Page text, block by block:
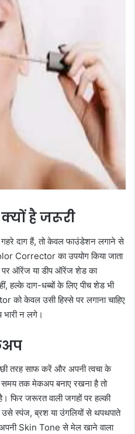
है जरूरी
गहरे दाग हैं, तो केवल फाउंडेशन लगाने से
Corrector का उपयोग किया जाता
पर ऑरेंज या डीप ऑरेंज शेड का
हल्के दाग-धब्बों के लिए पीच शेड भी
को केवल उसी हिस्से पर लगाना चाहिए
न लगे।
तरह साफ करें और अपनी त्वचा के
समय तक मेकअप बनाए रखना है तो
फिर जरूरत वाली जगहों पर हल्की
स्पंज, ब्रश या उंगलियों से थपथपाते
Skin Tone से मेल खाने वाला